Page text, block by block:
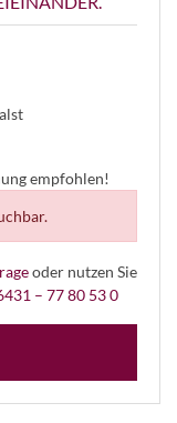
empfohlen!
oder nutzen Sie
– 77 80 53 0